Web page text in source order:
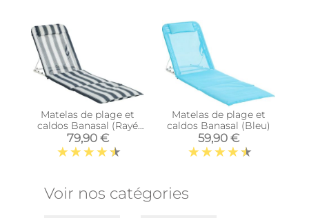
Matelas de plage et
caldos Banasal (Rayé
bleu)
79,90 €
Matelas de plage et
caldos Banasal (Bleu)
59,90 €
Voir nos catégories